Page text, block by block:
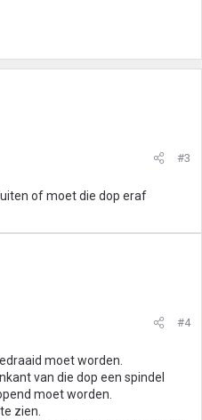
#3
of moet die dop eraf
#4
moet worden.
van die dop een spindel
moet worden.
zien.